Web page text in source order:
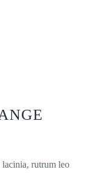
lacinia, rutrum leo